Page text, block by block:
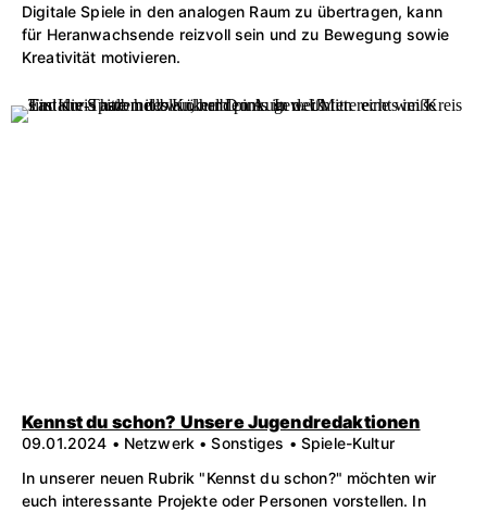
Digitale Spiele in den analogen Raum zu übertragen, kann
für Heranwachsende reizvoll sein und zu Bewegung sowie
Kreativität motivieren.
Kennst du schon? Unsere Jugendredaktionen
09.01.2024 • Netzwerk • Sonstiges • Spiele-Kultur
In unserer neuen Rubrik "Kennst du schon?" möchten wir
euch interessante Projekte oder Personen vorstellen. In